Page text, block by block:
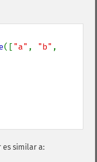
(["a" , "b"
similar a: